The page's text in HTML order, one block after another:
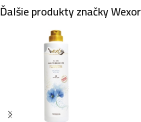
Ďalšie produkty značky Wexor